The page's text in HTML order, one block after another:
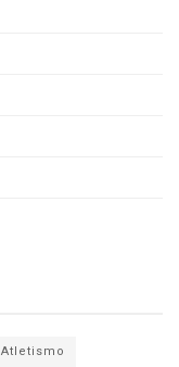
Atletismo